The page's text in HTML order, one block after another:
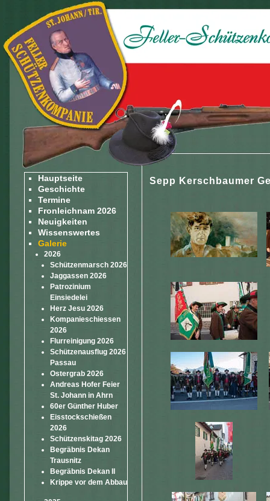
Hauptseite
Geschichte
Termine
Fronleichnam 2026
Neuigkeiten
Wissenswertes
Galerie
2026
Schützenmarsch 2026
Jaggassen 2026
Patrozinium
Einsiedelei
Herz Jesu 2026
Kompanieschiessen
2026
Flurreinigung 2026
Schützenausflug 2026
Passau
Ostergrab 2026
Andreas Hofer Feier
St. Johann in Ahrn
60er Günther Huber
Eisstockschießen
2026
Schützenskitag 2026
Begräbnis Dekan
Trausnitz
Begräbnis Dekan II
Krippe vor dem Abbau
Sepp Kerschbaumer